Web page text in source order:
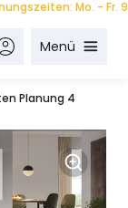
Mo. - Fr.
Menü
Planung 4